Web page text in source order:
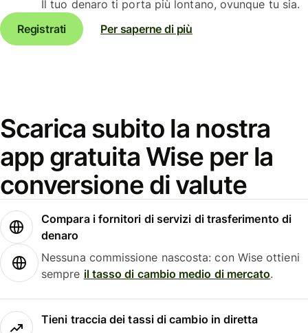
Il tuo denaro ti porta più lontano, ovunque tu sia.
Registrati
Per saperne di più
Scarica subito la nostra
app gratuita Wise per la
conversione di valute
Compara i fornitori di servizi di trasferimento di
denaro
Nessuna commissione nascosta: con Wise ottieni
sempre il tasso di cambio medio di mercato.
Tieni traccia dei tassi di cambio in diretta